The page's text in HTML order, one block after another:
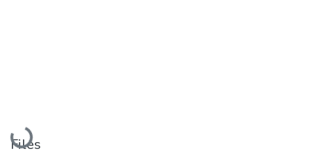
Loading...
Files